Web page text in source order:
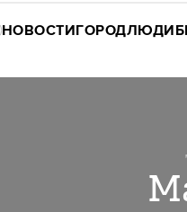
НОВОСТИГОРОДЛЮДИ